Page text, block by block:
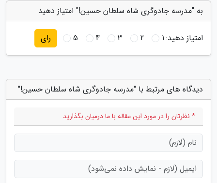
به "مدرسه جادوگری شاه سلطان حسین!" امتیاز دهید
امتیاز دهید:1
2
3
4
5 رای
دیدگاه های مرتبط با "مدرسه جادوگری شاه سلطان حسین!"
* نظرتان را در مورد این مقاله با ما درمیان بگذارید